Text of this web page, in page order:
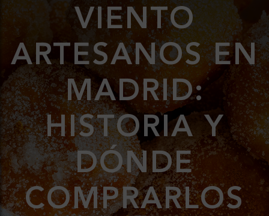
VIENTO
ARTESANOS EN
MADRID:
HISTORIA Y
DÓNDE
COMPRARLOS